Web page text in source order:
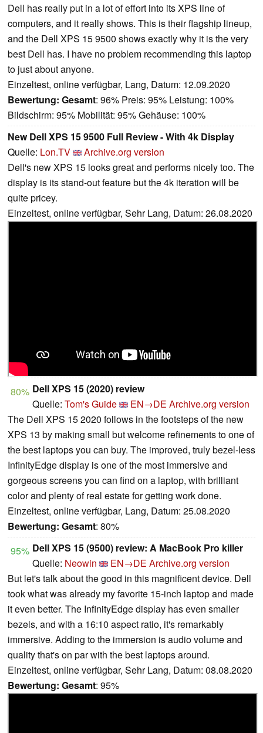
Dell has really put in a lot of effort into its XPS line of
computers, and it really shows. This is their flagship lineup,
and the Dell XPS 15 9500 shows exactly why it is the very
best Dell has. I have no problem recommending this laptop
to just about anyone.
Einzeltest, online verfügbar, Lang, Datum: 12.09.2020
Bewertung: Gesamt: 96% Preis: 95% Leistung: 100%
Bildschirm: 95% Mobilität: 95% Gehäuse: 100%
New Dell XPS 15 9500 Full Review - With 4k Display
Quelle: Lon.TV
Archive.org version
Dell's new XPS 15 looks great and performs nicely too. The
display is its stand-out feature but the 4k iteration will be
quite pricey.
Einzeltest, online verfügbar, Sehr Lang, Datum: 26.08.2020
80% Dell XPS 15 (2020) review
Quelle: Tom's Guide EN→DE Archive.org version
The Dell XPS 15 2020 follows in the footsteps of the new
XPS 13 by making small but welcome refinements to one of
the best laptops you can buy. The improved, truly bezel-less
InfinityEdge display is one of the most immersive and
gorgeous screens you can find on a laptop, with brilliant
color and plenty of real estate for getting work done.
Einzeltest, online verfügbar, Lang, Datum: 25.08.2020
Bewertung: Gesamt: 80%
95% Dell XPS 15 (9500) review: A MacBook Pro killer
Quelle: Neowin EN→DE Archive.org version
But let's talk about the good in this magnificent device. Dell
took what was already my favorite 15-inch laptop and made
it even better. The InfinityEdge display has even smaller
bezels, and with a 16:10 aspect ratio, it's remarkably
immersive. Adding to the immersion is audio volume and
quality that's on par with the best laptops around.
Einzeltest, online verfügbar, Sehr Lang, Datum: 08.08.2020
Bewertung: Gesamt: 95%